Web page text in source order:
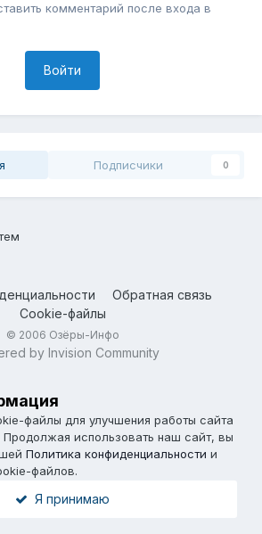
комментарий после входа в
Войти
Подписчики 0
Обратная связь
Cookie-файлы
© 2006 Озёры-Инфо
by Invision Community
файлы для улучшения работы сайта
Продолжая использовать наш сайт, вы
Политика конфиденциальности и
файлов.
Я принимаю